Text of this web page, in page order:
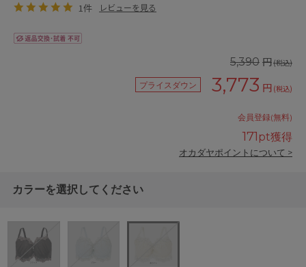
1件 レビューを見る
5,390 円(税込)
プライスダウン 3,773 円 (税込)
会員登録(無料)
171pt獲得
オカダヤポイントについて >
カラーを選択してください